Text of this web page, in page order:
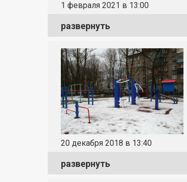
1 февраля 2021 в 13:00
развернуть
20 декабря 2018 в 13:40
развернуть